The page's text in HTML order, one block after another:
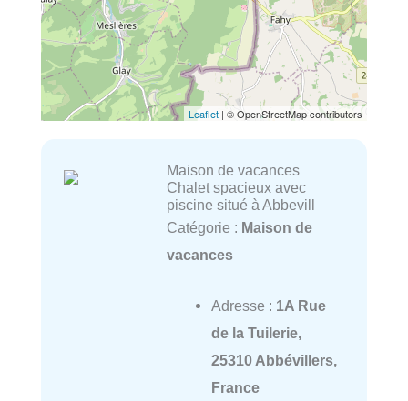
Leaflet | © OpenStreetMap contributors
Maison de vacances
Chalet spacieux avec
piscine situé à Abbevill
Catégorie : Maison de
vacances
Adresse : 1A Rue
de la Tuilerie,
25310 Abbévillers,
France